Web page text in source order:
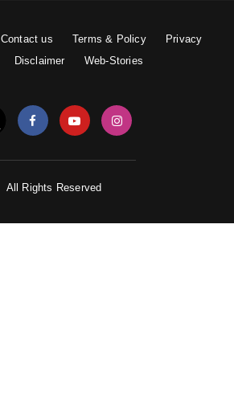
Contact us Terms & Policy
Privacy
Disclaimer Web-Stories
All Rights Reserved